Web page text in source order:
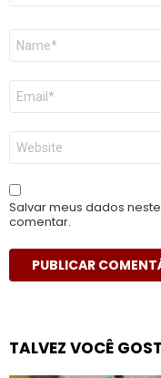
Nome
E-
mail
*
Site
Salvar meus dados
comentar.
TALVEZ VOCÊ